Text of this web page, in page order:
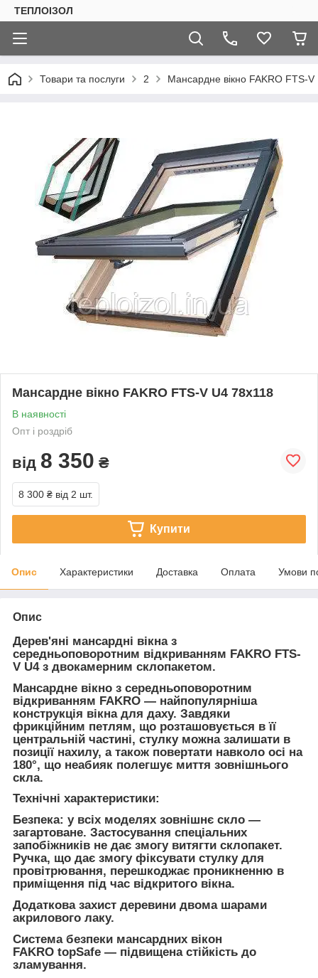
ТЕПЛОIЗОЛ
Товари та послуги 2 Мансардне вікно FAKRO FTS-V
Мансардне вікно FAKRO FTS-V U4 78х118
В наявності
Опт і роздріб
від 8 350 ₴
8 300 ₴ від 2 шт.
Купити
Опис Характеристики Доставка Оплата Умови
Опис
Дерев'яні мансардні вікна з
середньоповоротним відкриванням FAKRO FTS-
V U4 з двокамерним склопакетом.
Мансардне вікно з середньоповоротним
відкриванням FAKRO — найпопулярніша
конструкція вікна для даху. Завдяки
фрикційним петлям, що розташовується в її
центральній частині, стулку можна залишати в
позиції нахилу, а також повертати навколо осі на
180°, що неабияк полегшує миття зовнішнього
скла.
Технічні характеристики:
Безпека: у всіх моделях зовнішнє скло —
загартоване. Застосування спеціальних
запобіжників не дає змогу витягти склопакет.
Ручка, що дає змогу фіксувати стулку для
провітрювання, перешкоджає проникненню в
приміщення під час відкритого вікна.
Додаткова захист деревини двома шарами
акрилового лаку.
Система безпеки мансардних вікон
FAKRO topSafe — підвищена стійкість до
зламування.